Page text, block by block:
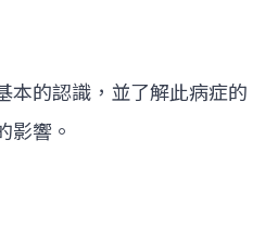
本的認識，並了解此病症的
影響。